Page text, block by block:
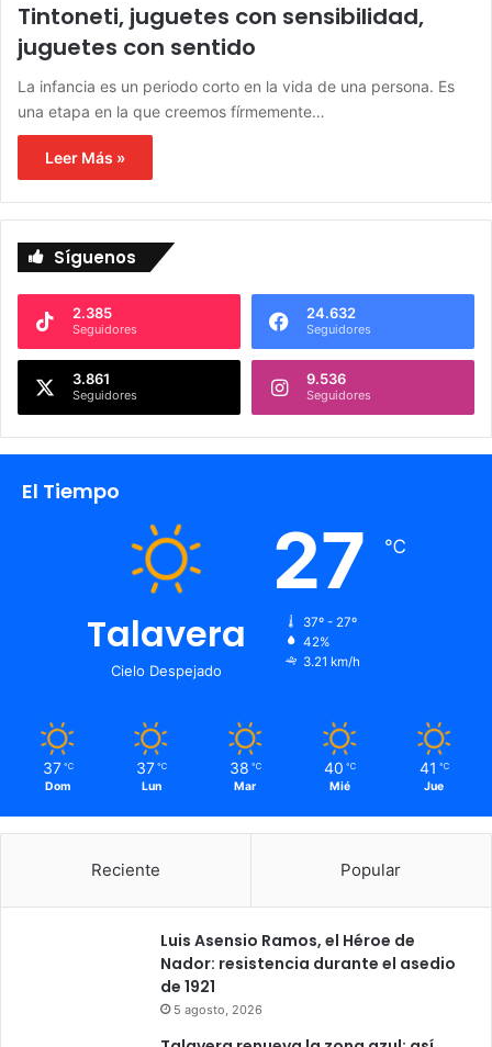
Tintoneti, juguetes con sensibilidad,
juguetes con sentido
La infancia es un periodo corto en la vida de una persona. Es
una etapa en la que creemos fírmemente…
Leer Más »
Síguenos
2.385
Seguidores
24.632
Seguidores
3.861
Seguidores
9.536
Seguidores
El Tiempo
Talavera
Cielo Despejado
27 ℃
37º - 27º
42%
3.21 km/h
37 ℃
Dom
37 ℃
Lun
38 ℃
Mar
40 ℃
Mié
41 ℃
Jue
Reciente Popular
Luis Asensio Ramos, el Héroe de
Nador: resistencia durante el asedio
de 1921
5 agosto, 2026